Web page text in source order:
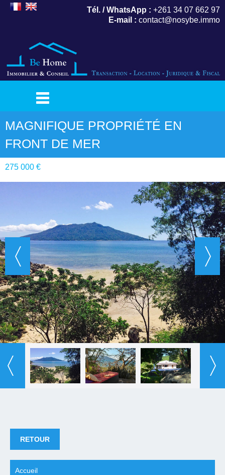
Tél. / WhatsApp : +261 34 07 662 97
E-mail : contact@nosybe.immo
MAGNIFIQUE PROPRIÉTÉ EN
FRONT DE MER
275 000 €
RETOUR
Accueil